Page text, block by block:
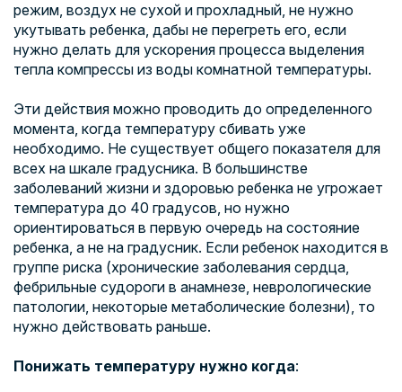
режим, воздух не сухой и прохладный, не нужно
укутывать ребенка, дабы не перегреть его, если
нужно делать для ускорения процесса выделения
тепла компрессы из воды комнатной температуры.
Эти действия можно проводить до определенного
момента, когда температуру сбивать уже
необходимо. Не существует общего показателя для
всех на шкале градусника. В большинстве
заболеваний жизни и здоровью ребенка не угрожает
температура до 40 градусов, но нужно
ориентироваться в первую очередь на состояние
ребенка, а не на градусник. Если ребенок находится в
группе риска (хронические заболевания сердца,
фебрильные судороги в анамнезе, неврологические
патологии, некоторые метаболические болезни), то
нужно действовать раньше.
Понижать температуру нужно когда: